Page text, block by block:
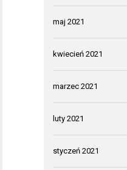
maj 2021
kwiecień 2021
marzec 2021
luty 2021
styczeń 2021